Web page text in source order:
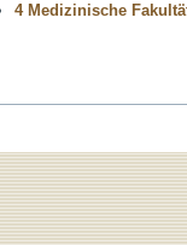
4 Medizinische